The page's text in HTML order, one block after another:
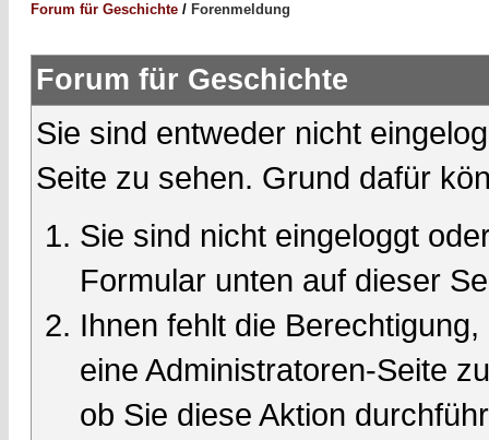
Forum für Geschichte / Forenmeldung
Forum für Geschichte
Sie sind entweder nicht
Seite zu sehen. Grund dafür
Sie sind nicht eingeloggt
Formular unten auf dieser
Ihnen fehlt die
eine Administratoren-Seite
ob Sie diese Aktion